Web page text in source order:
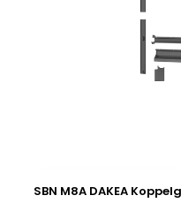
SBN M8A DAKEA